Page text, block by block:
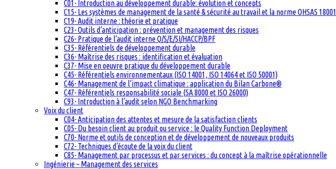
C01- Introduction au développement durable: évolution et concepts
C15- Les systèmes de management de la santé & sécurité au travail et la norme OHSAS 18001
C19- Audit interne : théorie et pratique
C23- Outils d’anticipation : prévention et management des risques
C26- Pratique de l’audit interne Q/S/E/SI/HACCP/BPF
C35- Référentiels de développement durable
C36- Maîtrise des risques : identification et évaluation
C37- Mise en oeuvre pratique du développement durable
C45- Référentiels environnementaux (ISO 14001, ISO 14064 et ISO 50001)
C46- Management de l’impact climatique : application du Bilan Carbone®
C47- Référentiels responsabilité sociale (SA 8000 et ISO 26000)
C93- Introduction à l’audit selon NGO Benchmarking
Voix du client
C04- Anticipation des attentes et mesure de la satisfaction clients
C05- Du besoin client au produit ou service : le Quality Function Deployment
C70- Norme et outils de conception et de développement de nouveaux produits
C72- Techniques d’écoute de la voix du client
C85- Management par processus et par services : du concept à la maîtrise opérationnelle
Ingénierie – Management des services